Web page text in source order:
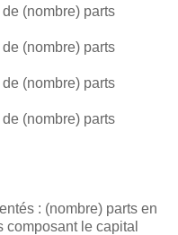
(nombre) parts
(nombre) parts
(nombre) parts
(nombre) parts
: (nombre) parts en
composant le capital